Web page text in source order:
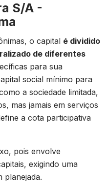
S/A -
o capital é dividido
de diferentes
para sua
social mínimo para
a sociedade limitada,
mas jamais em serviços
a cota participativa
pois envolve
exigindo uma
planejada.